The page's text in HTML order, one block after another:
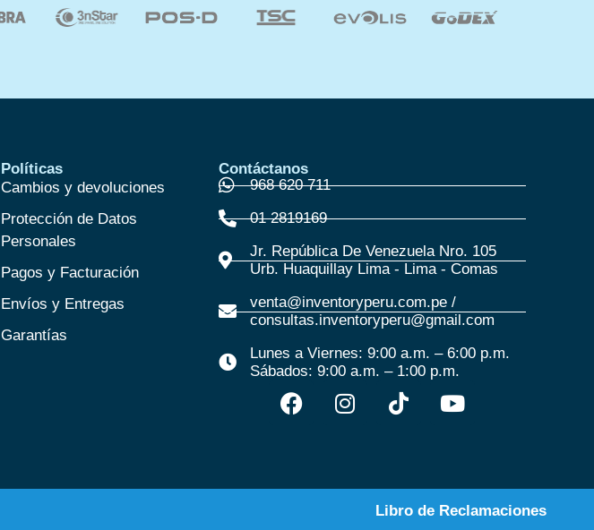
Políticas
Cambios y devoluciones
Protección de Datos
Personales
Pagos y Facturación
Envíos y Entregas
Garantías
Contáctanos
968 620 711
01 2819169
Jr. República De Venezuela Nro. 105
Urb. Huaquillay Lima - Lima - Comas
venta@inventoryperu.com.pe /
consultas.inventoryperu@gmail.com
Lunes a Viernes: 9:00 a.m. – 6:00 p.m.
Sábados: 9:00 a.m. – 1:00 p.m.
Libro de Reclamaciones